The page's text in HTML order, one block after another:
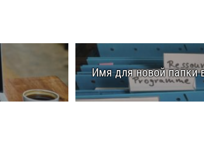
Имя для новой папки